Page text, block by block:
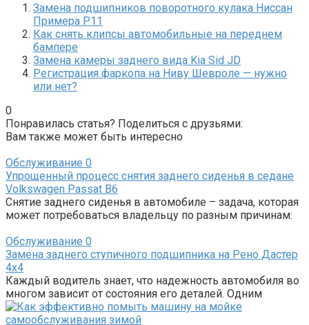
Замена подшипников поворотного кулака Ниссан
Примера Р11
Как снять клипсы автомобильные на переднем
бампере
Замена камеры заднего вида Kia Sid JD
Регистрация фаркопа на Ниву Шевроле — нужно
или нет?
0
Понравилась статья? Поделиться с друзьями:
Вам также может быть интересно
Обслуживание 0
Упрощенный процесс снятия заднего сиденья в седане
Volkswagen Passat B6
Снятие заднего сиденья в автомобиле – задача, которая
может потребоваться владельцу по разным причинам:
Обслуживание 0
Замена заднего ступичного подшипника на Рено Дастер
4х4
Каждый водитель знает, что надежность автомобиля во
многом зависит от состояния его деталей. Одним